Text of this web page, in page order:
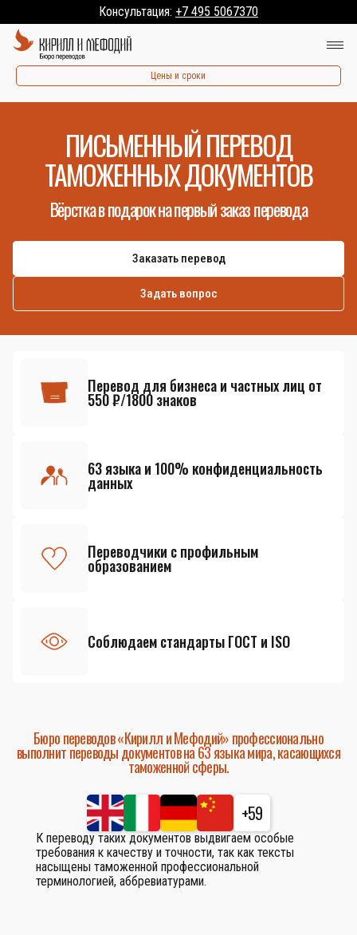
Консультация: +7 495 5067370
Цены и сроки
ПИСЬМЕННЫЙ ПЕРЕВОД
ТАМОЖЕННЫХ ДОКУМЕНТОВ
Вёрстка в подарок на первый заказ перевода
Заказать перевод
Задать вопрос
Перевод для бизнеса и частных лиц от
550 ₽/1800 знаков
63 языка и 100% конфиденциальность
данных
Переводчики с профильным
образованием
Соблюдаем стандарты ГОСТ и ISO
Бюро переводов «Кирилл и Мефодий» профессионально
выполнит переводы документов на 63 языка мира, касающихся
таможенной сферы.
+59
К переводу таких документов выдвигаем особые
требования к качеству и точности, так как тексты
насыщены таможенной профессиональной
терминологией, аббревиатурами.